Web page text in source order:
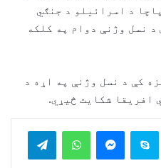
د اسرائیلو د جنګي
نسل وژنې دوام په کلکه
کې د نسل وژنې په اړه د
افریقا شکایت څیړي.
Skype
Messenger
WhatsApp